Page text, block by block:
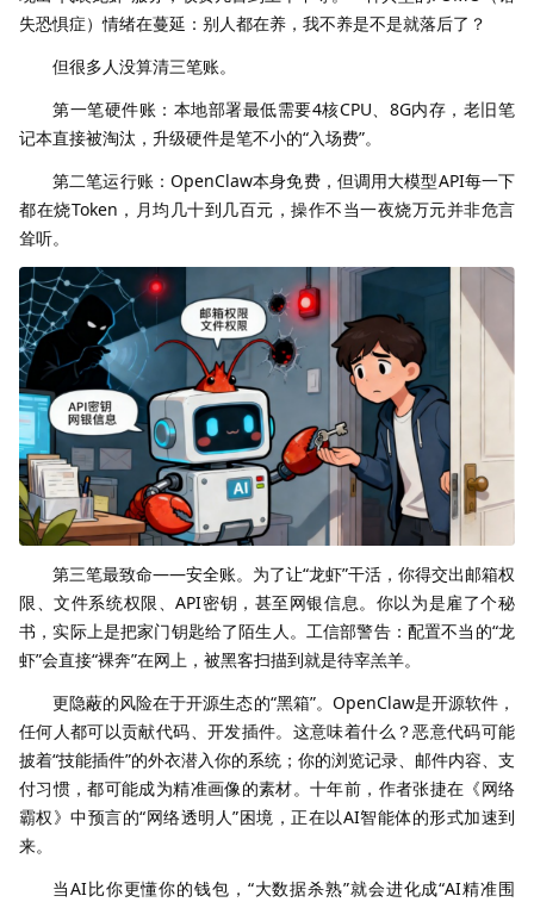
失恐惧症）情绪在蔓延：别人都在养，我不养是不是就落后了？
但很多人没算清三笔账。
第一笔硬件账：本地部署最低需要4核CPU、8G内存，老旧笔
记本直接被淘汰，升级硬件是笔不小的“入场费”。
第二笔运行账：OpenClaw本身免费，但调用大模型API每一下
都在烧Token，月均几十到几百元，操作不当一夜烧万元并非危言
耸听。
第三笔最致命——安全账。为了让“龙虾”干活，你得交出邮箱权
限、文件系统权限、API密钥，甚至网银信息。你以为是雇了个秘
书，实际上是把家门钥匙给了陌生人。工信部警告：配置不当的“龙
虾”会直接“裸奔”在网上，被黑客扫描到就是待宰羔羊。
更隐蔽的风险在于开源生态的“黑箱”。OpenClaw是开源软件，
任何人都可以贡献代码、开发插件。这意味着什么？恶意代码可能
披着“技能插件”的外衣潜入你的系统；你的浏览记录、邮件内容、支
付习惯，都可能成为精准画像的素材。十年前，作者张捷在《网络
霸权》中预言的“网络透明人”困境，正在以AI智能体的形式加速到
来。
当AI比你更懂你的钱包，“大数据杀熟”就会进化成“AI精准围